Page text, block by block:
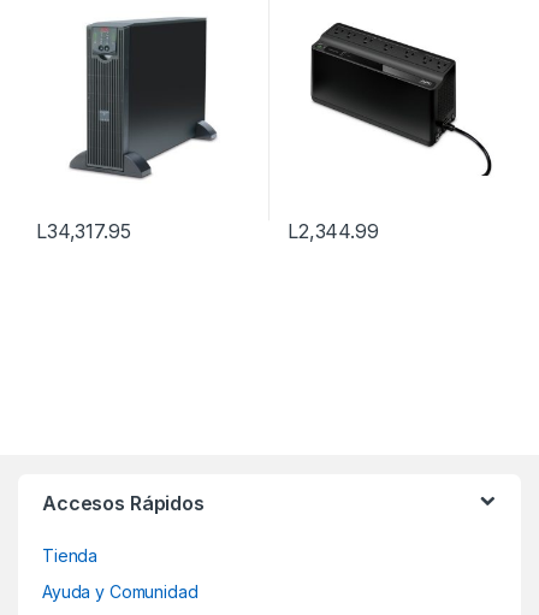
L34,317.95 L2,344.99
Accesos Rápidos
Tienda
Ayuda y Comunidad